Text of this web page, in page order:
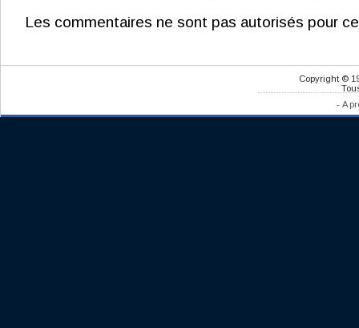
Les commentaires ne sont pas autorisés pour
Copyright ©
- A